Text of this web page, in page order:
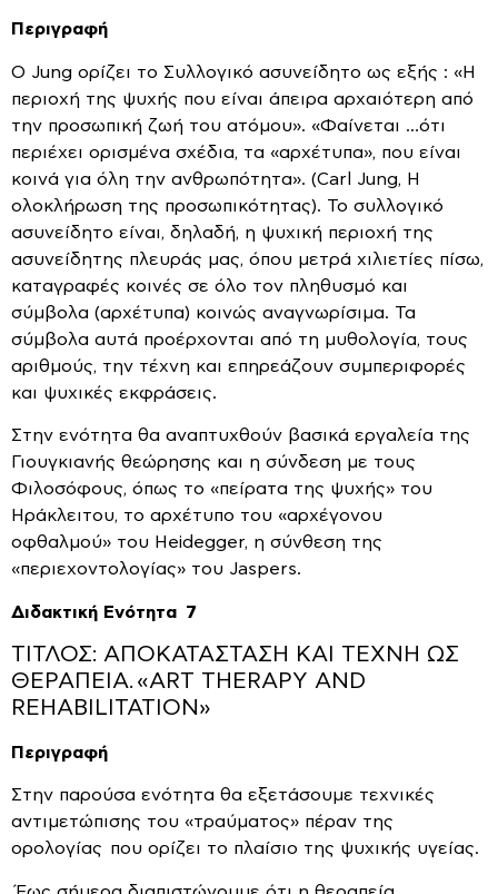
Περιγραφή
Ο Jung ορίζει το Συλλογικό ασυνείδητο ως εξής : «Η
περιοχή της ψυχής που είναι άπειρα αρχαιότερη από
την προσωπική ζωή του ατόμου». «Φαίνεται …ότι
περιέχει ορισμένα σχέδια, τα «αρχέτυπα», που είναι
κοινά για όλη την ανθρωπότητα». (Carl Jung, Η
ολοκλήρωση της προσωπικότητας). Το συλλογικό
ασυνείδητο είναι, δηλαδή, η ψυχική περιοχή της
ασυνείδητης πλευράς μας, όπου μετρά χιλιετίες πίσω,
καταγραφές κοινές σε όλο τον πληθυσμό και
σύμβολα (αρχέτυπα) κοινώς αναγνωρίσιμα. Τα
σύμβολα αυτά προέρχονται από τη μυθολογία, τους
αριθμούς, την τέχνη και επηρεάζουν συμπεριφορές
και ψυχικές εκφράσεις.
Στην ενότητα θα αναπτυχθούν βασικά εργαλεία της
Γιουγκιανής θεώρησης και η σύνδεση με τους
Φιλοσόφους, όπως το «πείρατα της ψυχής» του
Ηράκλειτου, το αρχέτυπο του «αρχέγονου
οφθαλμού» του Heidegger, η σύνθεση της
«περιεχοντολογίας» του Jaspers.
Διδακτική Ενότητα 7
ΤΙΤΛΟΣ: ΑΠΟΚΑΤΑΣΤΑΣΗ ΚΑΙ ΤΕΧΝΗ ΩΣ
ΘΕΡΑΠΕΙΑ. «ART THERAPY AND
REHABILITATION»
Περιγραφή
Στην παρούσα ενότητα θα εξετάσουμε τεχνικές
αντιμετώπισης του «τραύματος» πέραν της
ορολογίας που ορίζει το πλαίσιο της ψυχικής υγείας.